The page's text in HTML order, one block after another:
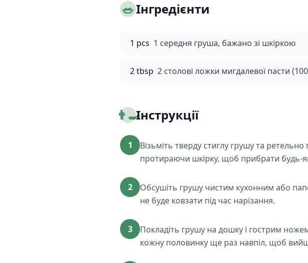
🥗Інгредієнти
1 pcs 1 середня груша, бажано зі шкіркою
2 tbsp 2 столові ложки мигдалевої пасти
👨‍🍳Інструкції
1
Візьміть тверду стиглу грушу та
протираючи шкірку, щоб прибрати будь-
2
Обсушіть грушу чистим кухонним або
не буде ковзати під час нарізання.
3
Покладіть грушу на дошку і гострим
кожну половинку ще раз навпіл, щоб